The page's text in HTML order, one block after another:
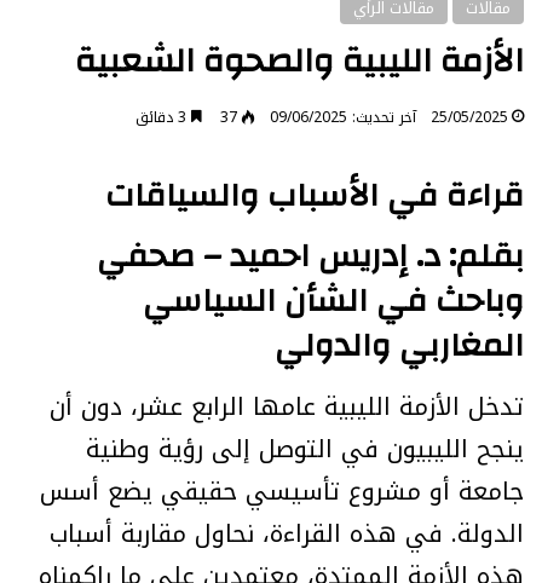
مقالات
مقالات الرأي
الأزمة الليبية والصحوة الشعبية
25/05/2025 آخر تحديث: 09/06/2025 37
قراءة في الأسباب والسياقات
بقلم: د. إدريس احميد – صحفي
وباحث في الشأن السياسي
المغاربي والدولي
تدخل الأزمة الليبية عامها الرابع عشر، دون أن
ينجح الليبيون في التوصل إلى رؤية وطنية
جامعة أو مشروع تأسيسي حقيقي يضع أسس
الدولة. في هذه القراءة، نحاول مقاربة أسباب